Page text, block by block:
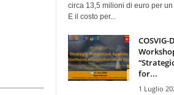
circa 13,5 milioni di euro per
E il costo per...
COSVIG-
for...
1 Luglio